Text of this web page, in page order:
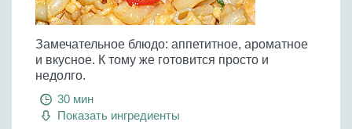
Замечательное блюдо: аппетитное, ароматное
и вкусное. К тому же готовится просто и
недолго.
30 мин
Показать ингредиенты